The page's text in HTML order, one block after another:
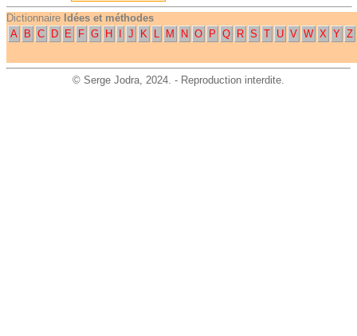
Dictionnaire Idées et méthodes
A
B C D E F G H J K L M N O P Q R S T U V W X Y Z
© Serge Jodra, 2024. - Reproduction interdite.